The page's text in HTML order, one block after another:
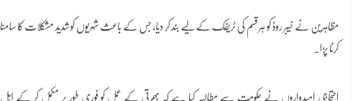
مظاہرین نے خیبر روڈ کو ہر قسم کی ٹریفک کے لیے بند کر دیا، جس کے باعث شہریوں کو شدید مشکلات کا سامنا
کرنا پڑا۔
احتجاجی امیدواروں نے حکومت سے مطالبہ کیا ہے کہ بھرتی کے عمل کو فوری طور پر مکمل کر کے اہل